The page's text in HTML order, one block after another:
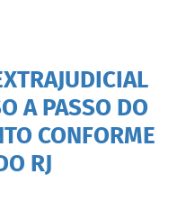
A PASSO DO
CONFORME
RJ